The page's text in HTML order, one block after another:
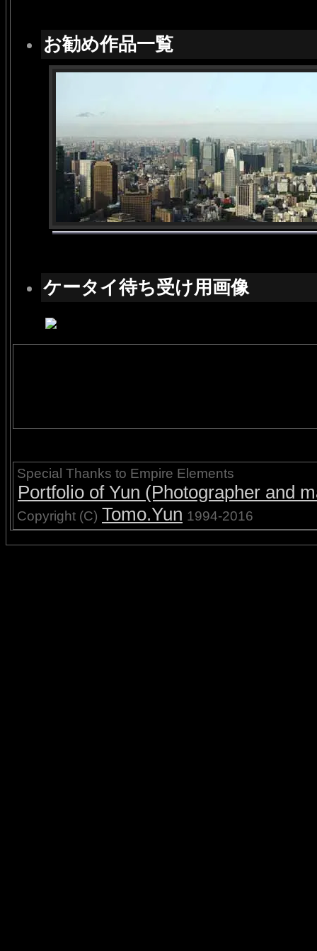
お勧め作品一覧
ケータイ待ち受け用画像
Special Thanks to Empire Elements
Portfolio of Yun (Photographer and
Copyright (C) Tomo.Yun 1994-2016